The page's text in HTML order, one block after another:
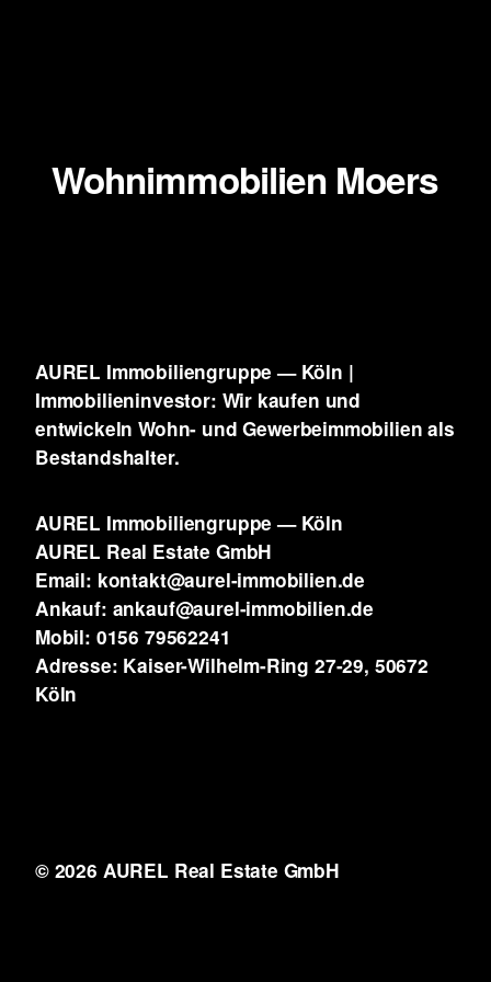
Wohnimmobilien Moers
AUREL Immobiliengruppe — Köln |
Immobilieninvestor: Wir kaufen und
entwickelnWohn- und Gewerbeimmobilien als
Bestandshalter.
AUREL Immobiliengruppe — Köln
AUREL Real Estate GmbH
Email: kontakt@aurel-immobilien.de
Ankauf: ankauf@aurel-immobilien.de
Mobil: 0156 79562241
Adresse: Kaiser-Wilhelm-Ring 27-29, 50672
Köln
© 2026 AUREL Real Estate GmbH